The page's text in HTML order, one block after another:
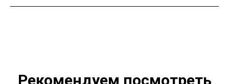
Рекомендуем посмотреть